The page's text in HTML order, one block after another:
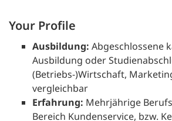
Your Profile
Ausbildung: Abgeschlossene
Ausbildung oder
(Betriebs-)Wirtschaft,
vergleichbar
Erfahrung: Mehrjährige
Bereich Kundenservice, bzw.